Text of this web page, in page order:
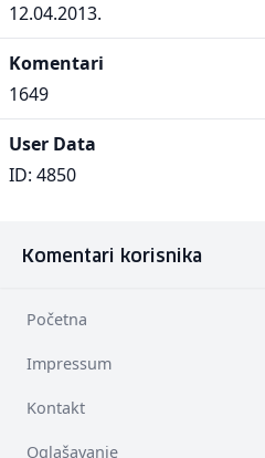
12.04.2013.
Komentari
1649
User Data
ID: 4850
Komentari korisnika
Početna
Impressum
Kontakt
Oglašavanje